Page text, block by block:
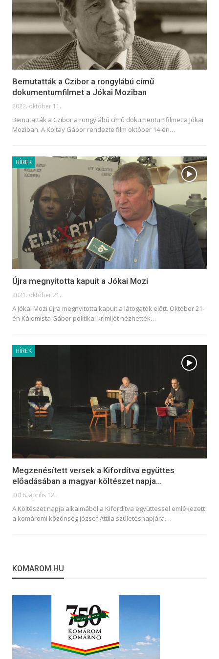
Bemutatták a Czibor a rongylábú című
dokumentumfilmet a Jókai Moziban
2022. október 11.
Bemutatták a Czibor a rongylábú című dokumentumfilmet a Jókai
Moziban. A Koltay Gábor rendezte film október 14-én…
HÍREK
Újra megnyitotta kapuit a Jókai Mozi
2021. október 21.
A Jókai Mozi újra megnyitotta kapuit a látogatók előtt. Október 21-
én Kálomista Gábor politikai krimijét nézhették…
HÍREK
Megzenésített versek a Kifordítva együttes
előadásában a magyar költészet napja…
2018. április 12.
A Költészet napja alkalmából a Kifordítva együttessel emlékezett
a komáromi közönség József Attila születésnapjára.…
KOMAROM.HU